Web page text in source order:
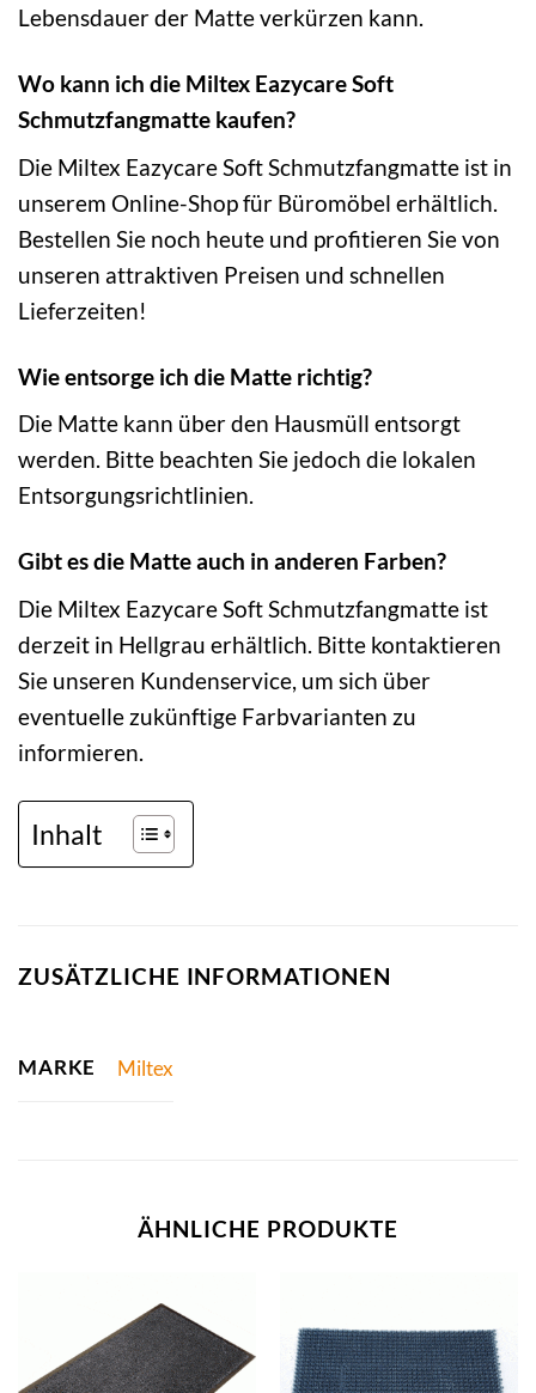
Lebensdauer der Matte verkürzen kann.
Wo kann ich die Miltex Eazycare Soft
Schmutzfangmatte kaufen?
Die Miltex Eazycare Soft Schmutzfangmatte ist in
unserem Online-Shop für Büromöbel erhältlich.
Bestellen Sie noch heute und profitieren Sie von
unseren attraktiven Preisen und schnellen
Lieferzeiten!
Wie entsorge ich die Matte richtig?
Die Matte kann über den Hausmüll entsorgt
werden. Bitte beachten Sie jedoch die lokalen
Entsorgungsrichtlinien.
Gibt es die Matte auch in anderen Farben?
Die Miltex Eazycare Soft Schmutzfangmatte ist
derzeit in Hellgrau erhältlich. Bitte kontaktieren
Sie unseren Kundenservice, um sich über
eventuelle zukünftige Farbvarianten zu
informieren.
Inhalt
ZUSÄTZLICHE INFORMATIONEN
MARKE Miltex
ÄHNLICHE PRODUKTE